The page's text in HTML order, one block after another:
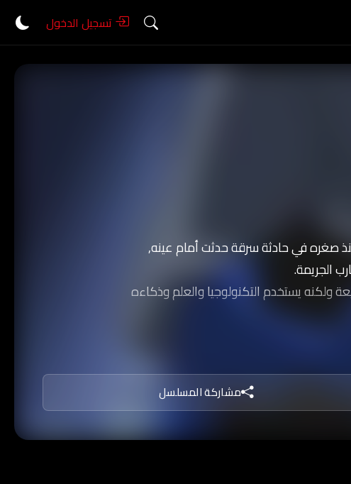
تسجيل الدخول
صغره في حادثة سرقة حدثت أمام عينه,
الجريمة.
ولكنه يستخدم التكنولوجيا والعلم وذكاءه
شريكه في محاربة الجريمة روبن وخادمه
مشاركة المسلسل